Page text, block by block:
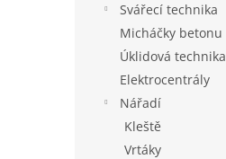
Svářecí technika
Micháčky betonu
Úklidová technika
Elektrocentrály
Nářadí
Kleště
Vrtáky